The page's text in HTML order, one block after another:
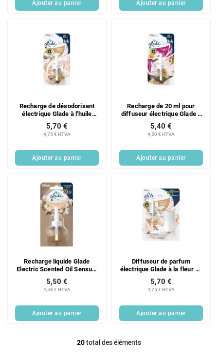
Ajouter au panier Ajouter au panier
Recharge de désodorisant
électrique Glade à l'huile
parfumée Fleur de vanille
romantique 20 ml
4,75 € HTVA
5,70 €
Ajouter au panier
Recharge de 20 ml pour
diffuseur électrique Glade à
l'huile parfumée Relaxing
Zen Japanese Garden
4,50 € HTVA
5,40 €
Ajouter au panier
Recharge liquide Glade
Electric Scented Oil Sensual
Santal & Jasmin pour
diffuseur électrique 20 ml
4,58 € HTVA
5,50 €
Ajouter au panier
Diffuseur de parfum
électrique Glade à la fleur de
vanille romantique, rempli de
liquide (20 ml).
4,75 € HTVA
5,70 €
Ajouter au panier
C
20total des éléments